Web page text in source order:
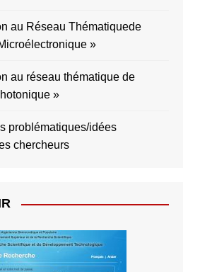
au Réseau Thématiquede
»
au réseau thématique de
»
problématiques/idées
chercheurs